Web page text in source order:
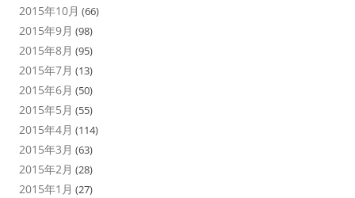
2015年10月 (66)
2015年9月 (98)
2015年8月 (95)
2015年7月 (13)
2015年6月 (50)
2015年5月 (55)
2015年4月 (114)
2015年3月 (63)
2015年2月 (28)
2015年1月 (27)